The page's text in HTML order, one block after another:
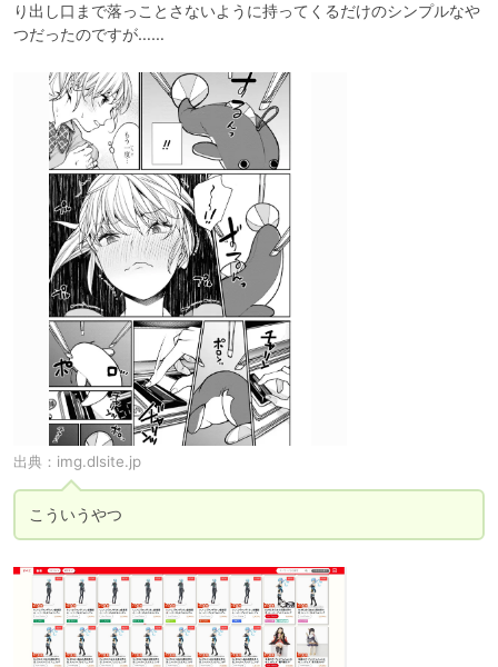
り出し口まで落っことさないように持ってくるだけのシンプルなや
つだったのですが……
出典： img.dlsite.jp
こういうやつ